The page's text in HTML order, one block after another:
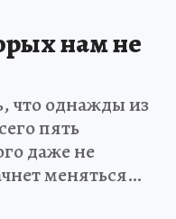
нам не
что однажды из
пять
даже не
меняться…